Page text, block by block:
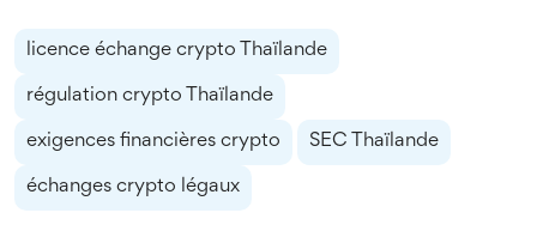
licence échange crypto Thaïlande
régulation crypto Thaïlande
exigences financières crypto SEC Thaïlande
échanges crypto légaux